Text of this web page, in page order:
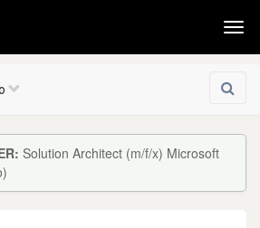
Solution Architect (m/f/x) Microsoft